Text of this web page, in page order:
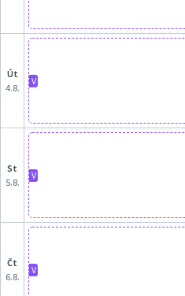
út
4.8.
V
st
5.8.
V
čt
6.8.
V